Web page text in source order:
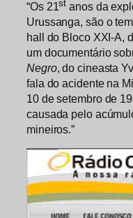
“Os 21st anos da
Urussanga, são o
hall do Bloco XXI-A,
um documentário
Negro, do cineasta
fala do acidente na
10 de setembro de
causada pelo
mineiros.”